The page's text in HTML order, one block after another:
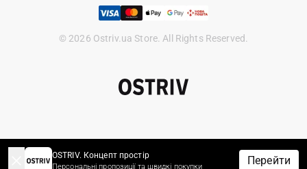
© 2026 Ostriv.ua Store. All Rights Reserved.
OSTRIV. Концепт простір
Персональні пропозиції та швидкі покупки Перейти